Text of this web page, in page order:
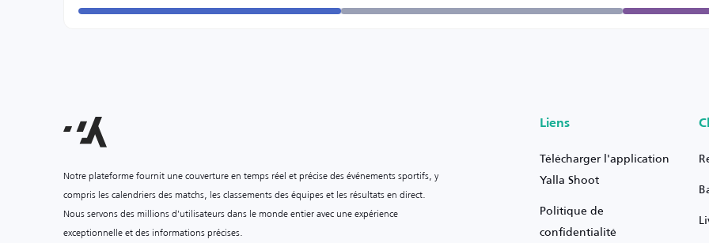
Notre plateforme fournit une couverture en temps réel et précise des événements sportifs, y
compris les calendriers des matchs, les classements des équipes et les résultats en direct.
Nous servons des millions d'utilisateurs dans le monde entier avec une expérience
exceptionnelle et des informations précises.
Liens
Télécharger l'application
Yalla Shoot
Politique de
confidentialité